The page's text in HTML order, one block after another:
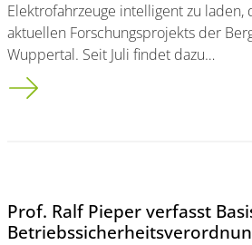
Elektrofahrzeuge intelligent zu laden,
aktuellen Forschungsprojekts der
Wuppertal. Seit Juli findet dazu…
Kostenlose Ladetage für
Prof. Ralf Pieper verfasst